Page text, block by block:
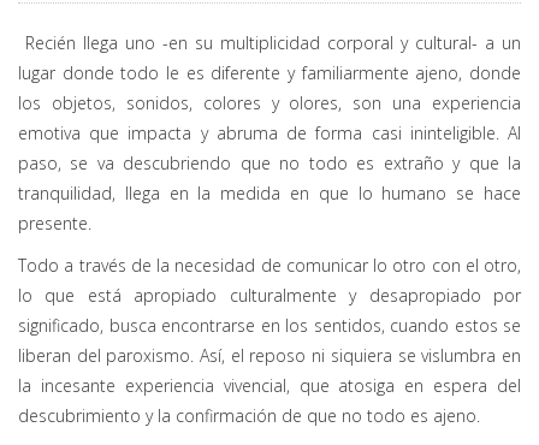
Recién llega uno -en su multiplicidad corporal y cultural- a un
lugar donde todo le es diferente y familiarmente ajeno, donde
los objetos, sonidos, colores y olores, son una experiencia
emotiva que impacta y abruma de forma casi ininteligible. Al
paso, se va descubriendo que no todo es extraño y que la
tranquilidad, llega en la medida en que lo humano se hace
presente.
Todo a través de la necesidad de comunicar lo otro con el otro,
lo que está apropiado culturalmente y desapropiado por
significado, busca encontrarse en los sentidos, cuando estos se
liberan del paroxismo. Así, el reposo ni siquiera se vislumbra en
la incesante experiencia vivencial, que atosiga en espera del
descubrimiento y la confirmación de que no todo es ajeno.